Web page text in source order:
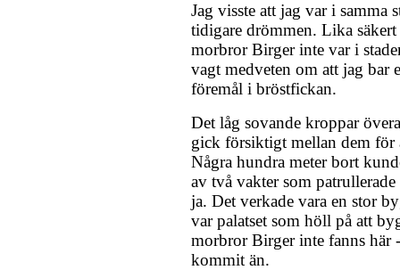
Jag visste att jag var i samma
tidigare drömmen. Lika säkert
morbror Birger inte var i
vagt medveten om att jag bar
föremål i bröstfickan.
Det låg sovande kroppar
gick försiktigt mellan dem för
Några hundra meter bort
av två vakter som
ja. Det verkade vara en stor
var palatset som höll på att
morbror Birger inte fanns här
kommit än.